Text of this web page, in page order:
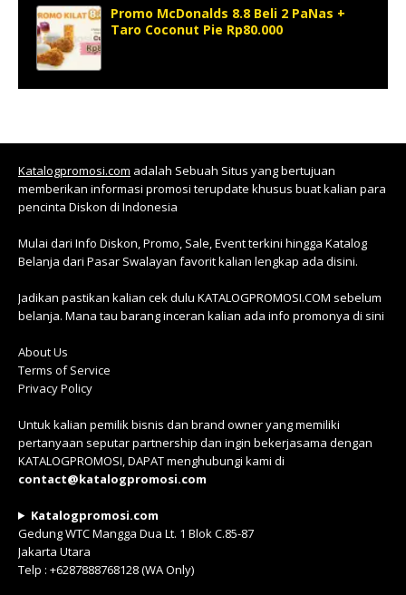
Promo McDonalds 8.8 Beli 2 PaNas +
Taro Coconut Pie Rp80.000
Katalogpromosi.com adalah Sebuah Situs yang bertujuan
memberikan informasi promosi terupdate khusus buat kalian para
pencinta Diskon di Indonesia
Mulai dari Info Diskon, Promo, Sale, Event terkini hingga Katalog
Belanja dari Pasar Swalayan favorit kalian lengkap ada disini.
Jadikan pastikan kalian cek dulu KATALOGPROMOSI.COM sebelum
belanja. Mana tau barang inceran kalian ada info promonya di sini
About Us
Terms of Service
Privacy Policy
Untuk kalian pemilik bisnis dan brand owner yang memiliki
pertanyaan seputar partnership dan ingin bekerjasama dengan
KATALOGPROMOSI, DAPAT menghubungi kami di
contact@katalogpromosi.com
Katalogpromosi.com
Gedung WTC Mangga Dua Lt. 1 Blok C.85-87
Jakarta Utara
Telp : +6287888768128 (WA Only)